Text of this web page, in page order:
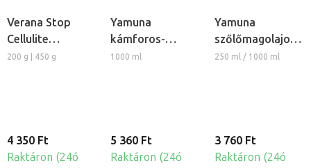
Verana Stop
Cellulite
masszázsviasz
200 g | 450 g
4 350 Ft
Raktáron (24ó
Yamuna
kámforos-
mentolos
1000 ml
5 360 Ft
Raktáron (24ó
Yamuna
szőlőmagolajos
masszázskrém
250 ml / 1000 ml
3 760 Ft
Raktáron (24ó